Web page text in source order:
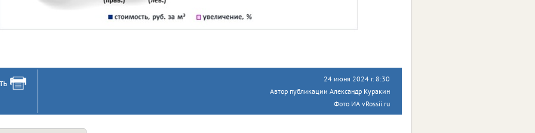
24 июня 2024 г. 8:30
Автор публикации Александр Куракин
Фото ИА vRossii.ru